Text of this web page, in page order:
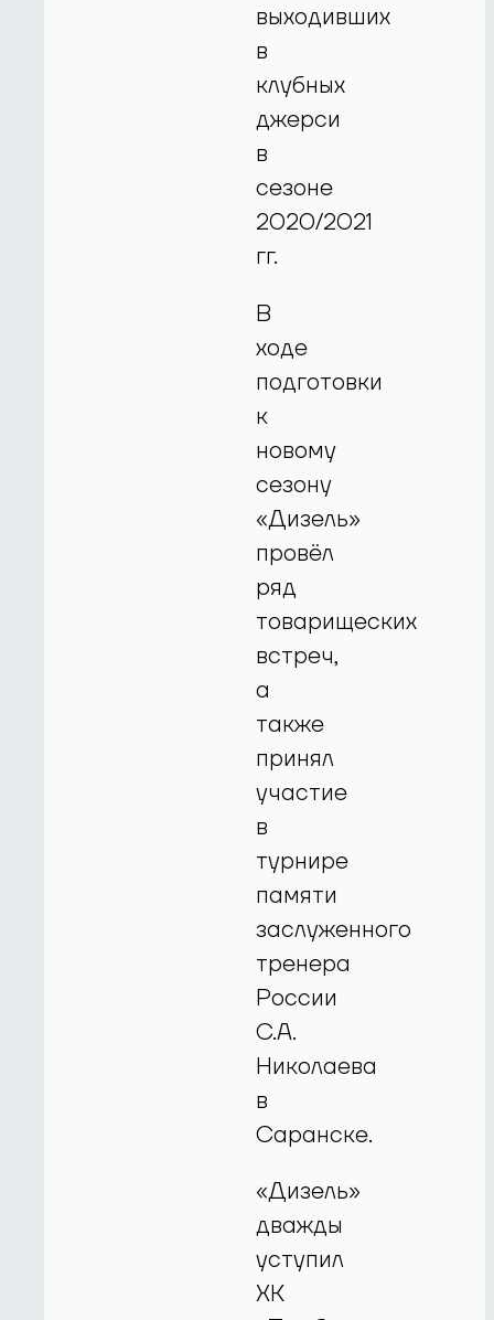
выходивших
в
клубных
джерси
в
сезоне
2020/2021
гг.
В
ходе
подготовки
к
новому
сезону
«Дизель»
провёл
ряд
товарищеских
встреч,
а
также
принял
участие
в
турнире
памяти
заслуженного
тренера
России
С.А.
Николаева
в
Саранске.
«Дизель»
дважды
уступил
ХК